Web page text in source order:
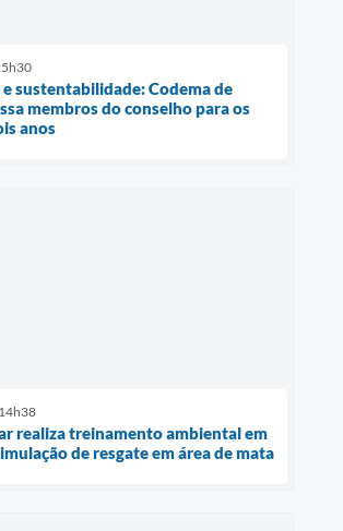
sustentabilidade: Codema de
membros do conselho para os
anos
realiza treinamento ambiental em
de resgate em área de mata